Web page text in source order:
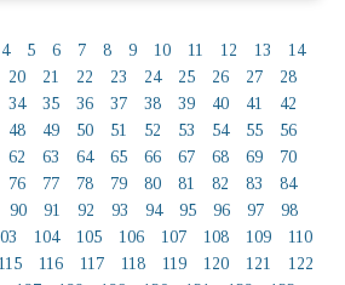
4 5 6 7 8 9 10 11 12 13
14
20 21 22 23 24 25 26 27
28
34 35 36 37 38 39 40 41
42
48 49 50 51 52 53 54 55
56
62 63 64 65 66 67 68 69
70
76 77 78 79 80 81 82 83
84
90 91 92 93 94 95 96 97
98
104 105 106 107 108 109
110
115 116 117 118 119 120 121
122